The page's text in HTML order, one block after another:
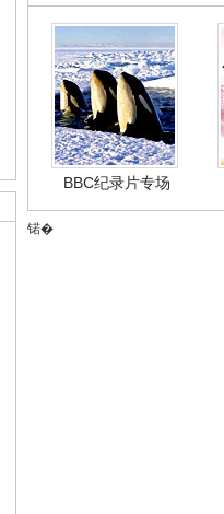
BBC纪录片专场
锘�